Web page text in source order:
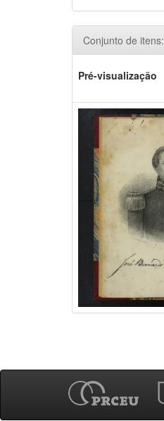
Conjunto de itens:
Pré-visualização